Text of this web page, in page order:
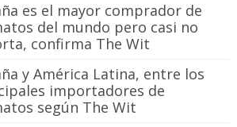
es el mayor comprador de
del mundo pero casi no
confirma The Wit
y América Latina, entre los
importadores de
según The Wit